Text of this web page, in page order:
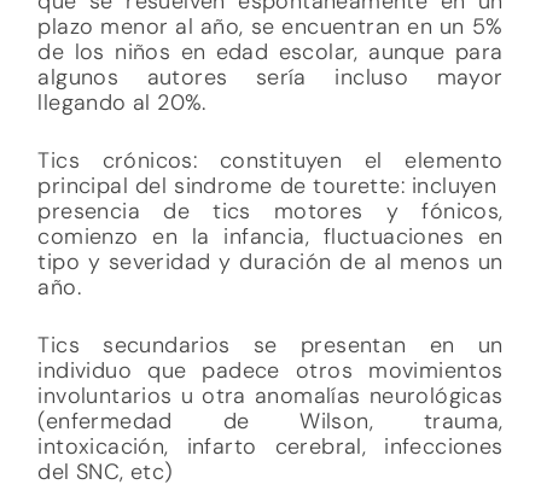
plazo menor al año, se encuentran en un 5%
de los niños en edad escolar, aunque para
algunos autores sería incluso mayor
llegando al 20%.
Tics crónicos: constituyen el elemento
principal del sindrome de tourette: incluyen
presencia de tics motores y fónicos,
comienzo en la infancia, fluctuaciones en
tipo y severidad y duración de al menos un
año.
Tics secundarios se presentan en un
individuo que padece otros movimientos
involuntarios u otra anomalías neurológicas
(enfermedad de Wilson, trauma,
intoxicación, infarto cerebral, infecciones
del SNC, etc)